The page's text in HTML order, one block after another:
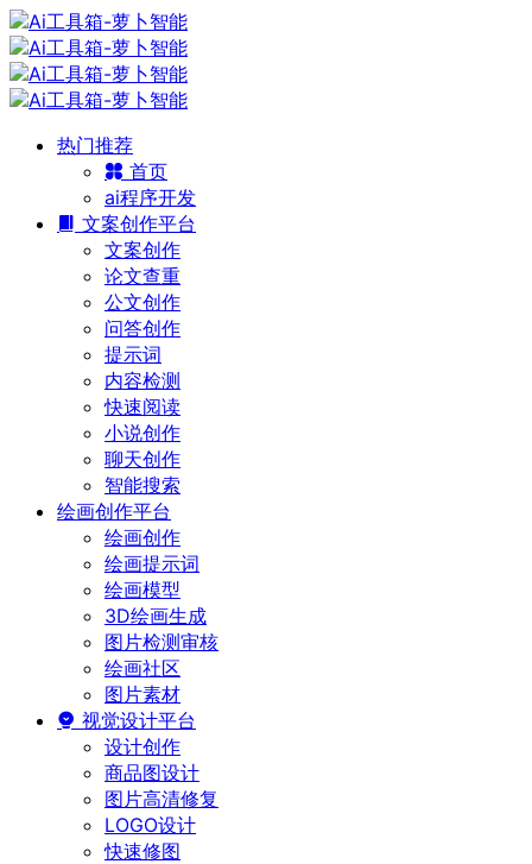
热门推荐
首页
ai程序开发
文案创作平台
文案创作
论文查重
公文创作
问答创作
提示词
内容检测
快速阅读
小说创作
聊天创作
智能搜索
绘画创作平台
绘画创作
绘画提示词
绘画模型
3D绘画生成
图片检测审核
绘画社区
图片素材
视觉设计平台
设计创作
商品图设计
图片高清修复
LOGO设计
快速修图